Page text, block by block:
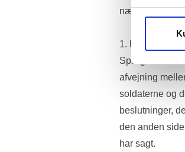
nævnsmedlem
1. Kernen i
Spørgsmålet
afvejning
soldaterne og
beslutninger,
den anden
har sagt.